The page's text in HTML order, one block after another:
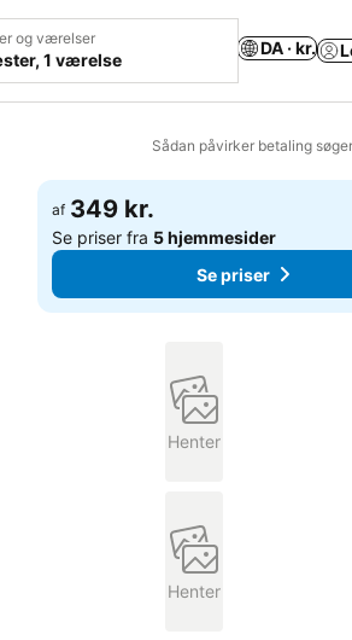
og værelser
1 værelse
DA · kr.
Sådan påvirker betaling
til favoritter
af 349 kr.
Se priser fra 5 hjemmesider
Se priser
Henter
Henter